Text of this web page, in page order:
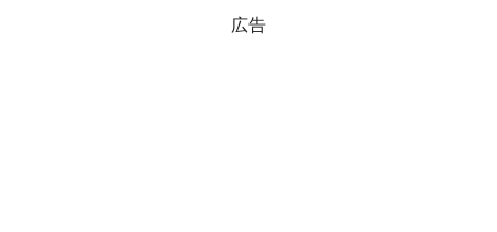
韓国ボンクラ政策室長･金容範、株価暴落に
広告